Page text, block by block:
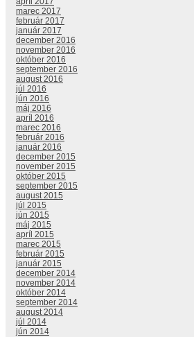
marec 2017
február 2017
január 2017
december 2016
november 2016
október 2016
september 2016
august 2016
júl 2016
jún 2016
máj 2016
apríl 2016
marec 2016
február 2016
január 2016
december 2015
november 2015
október 2015
september 2015
august 2015
júl 2015
jún 2015
máj 2015
apríl 2015
marec 2015
február 2015
január 2015
december 2014
november 2014
október 2014
september 2014
august 2014
júl 2014
jún 2014